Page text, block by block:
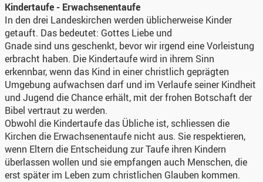
Kindertaufe - Erwachsenentaufe
In den drei Landeskirchen werden üblicherweise Kinder
getauft. Das bedeutet: Gottes Liebe und
Gnade sind uns geschenkt, bevor wir irgend eine Vorleistung
erbracht haben. Die Kindertaufe wird in ihrem Sinn
erkennbar, wenn das Kind in einer christlich geprägten
Umgebung aufwachsen darf und im Verlaufe seiner Kindheit
und Jugend die Chance erhält, mit der frohen Botschaft der
Bibel vertraut zu werden.
Obwohl die Kindertaufe das Übliche ist, schliessen die
Kirchen die Erwachsenentaufe nicht aus. Sie respektieren,
wenn Eltern die Entscheidung zur Taufe ihren Kindern
überlassen wollen und sie empfangen auch Menschen, die
erst später im Leben zum christlichen Glauben kommen.